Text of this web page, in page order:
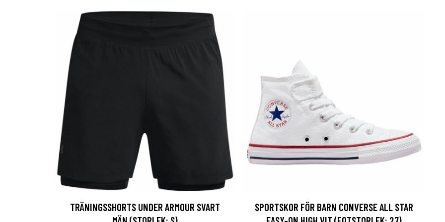
TRÄNINGSSHORTS UNDER ARMOUR SVART
SPORTSKOR FÖR BARN CONVERSE ALL STAR